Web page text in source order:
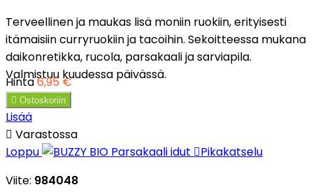
Terveellinen ja maukas lisä moniin ruokiin, erityisesti
itämaisiin curryruokiin ja tacoihin. Sekoitteessa mukana
daikonretikka, rucola, parsakaali ja sarviapila.
Valmistuu kuudessa päivässä.
Hinta6,95 €
 Ostoskoriin
Lisää
 Varastossa
Loppu
Pikakatselu
Viite: 984048